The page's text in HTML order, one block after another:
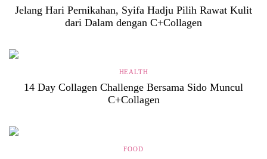
Jelang Hari Pernikahan, Syifa Hadju Pilih Rawat Kulit
dari Dalam dengan C+Collagen
HEALTH
14 Day Collagen Challenge Bersama Sido Muncul
C+Collagen
FOOD